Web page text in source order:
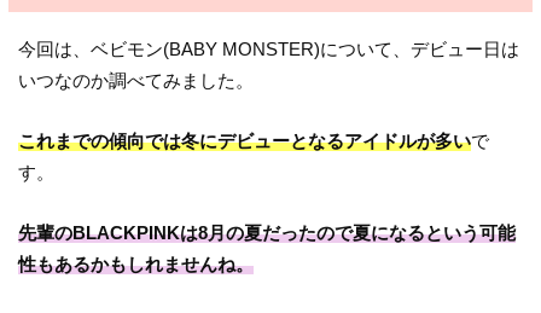
今回は、ベビモン(BABY MONSTER)について、デビュー日は
いつなのか調べてみました。
これまでの傾向では冬にデビューとなるアイドルが多いで
す。
先輩のBLACKPINKは8月の夏だったので夏になるという可能
性もあるかもしれませんね。